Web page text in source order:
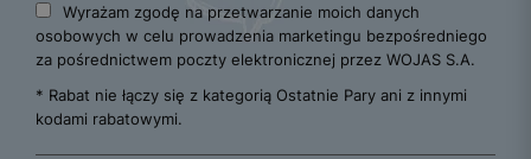
Wyrażam zgodę na przetwarzanie moich danych
osobowych w celu prowadzenia marketingu bezpośredniego
za pośrednictwem poczty elektronicznej przez WOJAS S.A.
* Rabat nie łączy się z kategorią Ostatnie Pary ani z innymi
kodami rabatowymi.